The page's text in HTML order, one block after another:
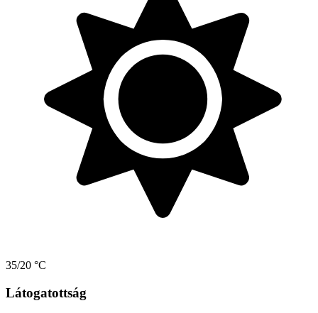
35/20 °C
Látogatottság